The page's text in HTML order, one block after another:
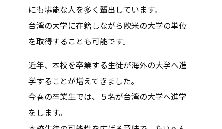
にも堪能な人を多く輩出しています。
台湾の大学に在籍しながら欧米の大学の単位
を取得することも可能です。
近年、本校を卒業する生徒が海外の大学へ進
学することが増えてきました。
今春の卒業生では、５名が台湾の大学へ進学
をします。